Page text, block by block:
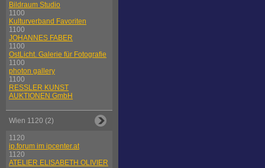
Bildraum Studio
1100
Kulturverband Favoriten
1100
JOHANNES FABER
1100
OstLicht. Galerie für Fotografie
1100
photon gallery
1100
RESSLER KUNST
AUKTIONEN GmbH
Wien 1120 (2)
1120
ip.forum im ipcenter.at
1120
ATELIER ELISABETH OLIVIER